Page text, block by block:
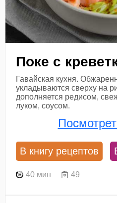
Поке с
Гавайская кухня.
укладываются сверху на
дополняется редисом,
луком, соусом.
В книгу рецептов
40 мин 49